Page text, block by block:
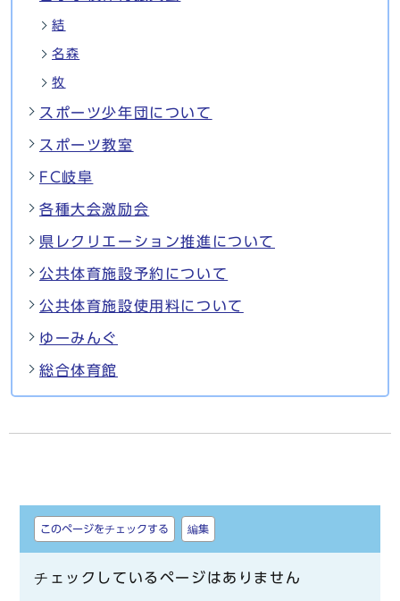
結
名森
牧
スポーツ少年団について
スポーツ教室
FC岐阜
各種大会激励会
県レクリエーション推進について
公共体育施設予約について
公共体育施設使用料について
ゆーみんぐ
総合体育館
しおり
このページをチェックする 編集
チェックしているページはありません